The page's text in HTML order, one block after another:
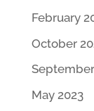
February
October
May 2023